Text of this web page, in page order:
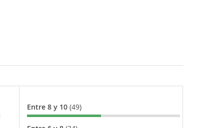
Entre 8 y 10 (49)